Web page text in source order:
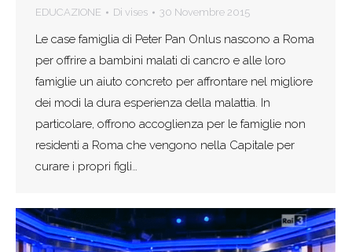
EDUCAZIONE Di vises 30 Novembre 2015
Le case famiglia di Peter Pan Onlus nascono a Roma
per offrire a bambini malati di cancro e alle loro
famiglie un aiuto concreto per affrontare nel migliore
dei modi la dura esperienza della malattia. In
particolare, offrono accoglienza per le famiglie non
residenti a Roma che vengono nella Capitale per
curare i propri figli…